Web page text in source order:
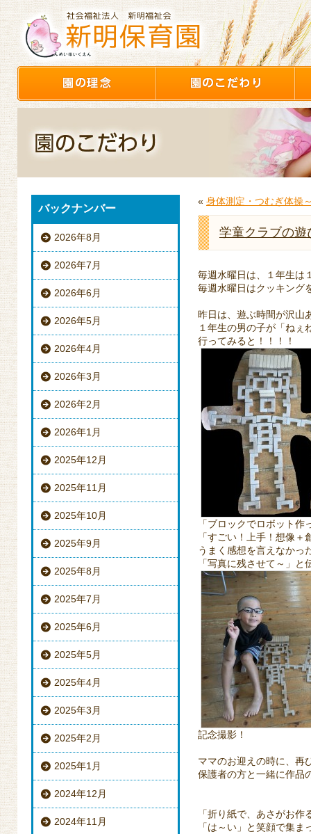
バックナンバー
2026年8月
2026年7月
2026年6月
2026年5月
2026年4月
2026年3月
2026年2月
2026年1月
2025年12月
2025年11月
2025年10月
2025年9月
2025年8月
2025年7月
2025年6月
2025年5月
2025年4月
2025年3月
2025年2月
2025年1月
2024年12月
2024年11月
« 身体測定・つむぎ体操
学童クラブの遊
毎週水曜日は、１年生は
毎週水曜日はクッキング
昨日は、遊ぶ時間が沢山
１年生の男の子が「ねぇ
行ってみると！！！！
「ブロックでロボット
「すごい！上手！想像
うまく感想を言えなかっ
「写真に残させて～」
記念撮影！
ママのお迎えの時に、再
保護者の方と一緒に作品
「折り紙で、あさがお
「は～い」と笑顔で集ま